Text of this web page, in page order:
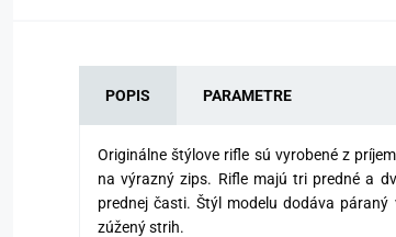
POPIS PARAMETRE
Originálne štýlove rifle sú vyrobené z
na výrazný zips. Rifle majú tri predné a
prednej časti. Štýl modelu dodáva
zúžený strih.